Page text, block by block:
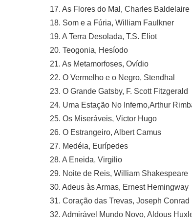
17. As Flores do Mal, Charles Baldelaire
18. Som e a Fúria, William Faulkner
19. A Terra Desolada, T.S. Eliot
20. Teogonia, Hesíodo
21. As Metamorfoses, Ovídio
22. O Vermelho e o Negro, Stendhal
23. O Grande Gatsby, F. Scott Fitzgerald
24. Uma Estação No Inferno,Arthur
25. Os Miseráveis, Victor Hugo
26. O Estrangeiro, Albert Camus
27. Medéia, Eurípedes
28. A Eneida, Virgilio
29. Noite de Reis, William Shakespeare
30. Adeus às Armas, Ernest Hemingway
31. Coração das Trevas, Joseph Conrad
32. Admirável Mundo Novo, Aldous